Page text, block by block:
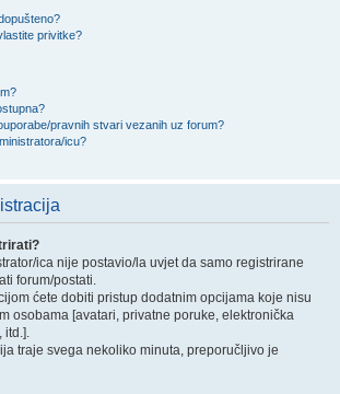
privitke?
pravnih stvari vezanih uz forum?
icu?
ica nije postavio/la uvjet da samo registrirane
forum/postati.
ćete dobiti pristup dodatnim opcijama koje nisu
osobama [avatari, privatne poruke, elektronička
itd.].
traje svega nekoliko minuta, preporučljivo je